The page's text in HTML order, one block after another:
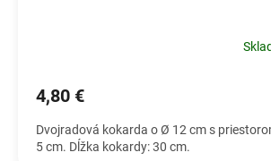
4,80 €
Dvojradová kokarda o Ø 12 cm s
5 cm. Dĺžka kokardy: 30 cm.